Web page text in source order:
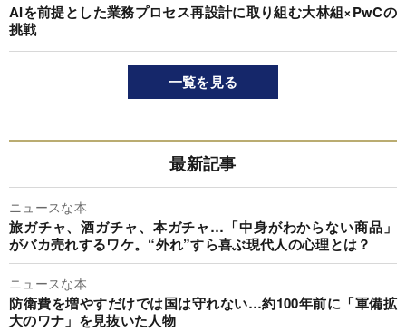
AIを前提とした業務プロセス再設計に取り組む大林組×PwCの
挑戦
一覧を見る
最新記事
ニュースな本
旅ガチャ、酒ガチャ、本ガチャ…「中身がわからない商品」
がバカ売れするワケ。“外れ”すら喜ぶ現代人の心理とは？
ニュースな本
防衛費を増やすだけでは国は守れない…約100年前に「軍備拡
大のワナ」を見抜いた人物